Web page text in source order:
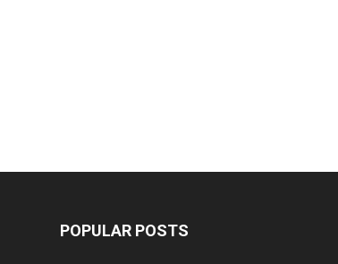
POPULAR POSTS